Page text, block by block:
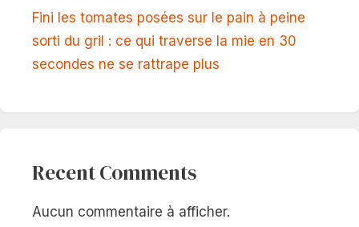
Fini les tomates posées sur le pain à peine
sorti du gril : ce qui traverse la mie en 30
secondes ne se rattrape plus
Recent Comments
Aucun commentaire à afficher.